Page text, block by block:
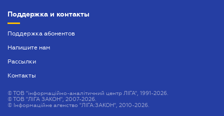
Поддержка и контакты
Поддержка абонентов
Напишите нам
Рассылки
Контакты
©ТОВ "інформаційно-аналітичний центр ЛІГА", 1991-2026.
©ТОВ "ЛІГА ЗАКОН", 2007-2026.
© Інформаційне агенство "ЛІГА:ЗАКОН", 2010-2026.